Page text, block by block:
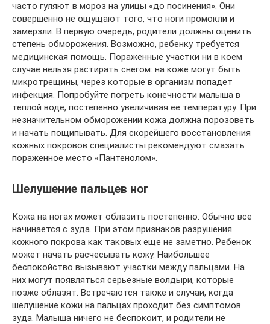
часто гуляют в мороз на улицы «до посинения». Они
совершенно не ощущают того, что ноги промокли и
замерзли. В первую очередь, родители должны оценить
степень обморожения. Возможно, ребенку требуется
медицинская помощь. Пораженные участки ни в коем
случае нельзя растирать снегом: на коже могут быть
микротрещины, через которые в организм попадет
инфекция. Попробуйте погреть конечности малыша в
теплой воде, постепенно увеличивая ее температуру. При
незначительном обморожении кожа должна порозоветь
и начать пощипывать. Для скорейшего восстановления
кожных покровов специалисты рекомендуют смазать
пораженное место «Пантенолом».
Шелушение пальцев ног
Кожа на ногах может облазить постепенно. Обычно все
начинается с зуда. При этом признаков разрушения
кожного покрова как таковых еще не заметно. Ребенок
может начать расчесывать кожу. Наибольшее
беспокойство вызывают участки между пальцами. На
них могут появляться серьезные волдыри, которые
позже облазят. Встречаются также и случаи, когда
шелушение кожи на пальцах проходит без симптомов
зуда. Малыша ничего не беспокоит, и родители не